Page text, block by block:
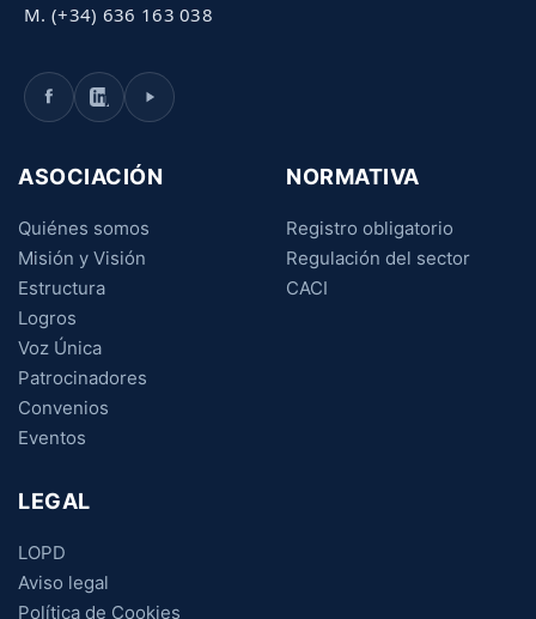
M. (+34) 636 163 038
ASOCIACIÓN
Quiénes somos
Misión y Visión
Estructura
Logros
Voz Única
Patrocinadores
Convenios
Eventos
NORMATIVA
Registro obligatorio
Regulación del sector
CACI
LEGAL
LOPD
Aviso legal
Política de Cookies